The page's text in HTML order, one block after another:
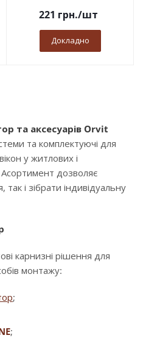
221 грн./шт
Докладно
та аксесуарів Orvit
та комплектуючі для
у житлових і
дозволяє
так і зібрати індивідуальну
карнизні рішення для
монтажу:
;
;